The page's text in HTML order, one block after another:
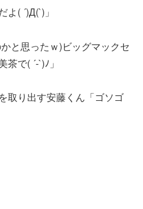
( ´)Д(`)」
と思ったｗ)ビッグマックセ
で( ´-`)ﾉ」
取り出す安藤くん「ゴソゴ